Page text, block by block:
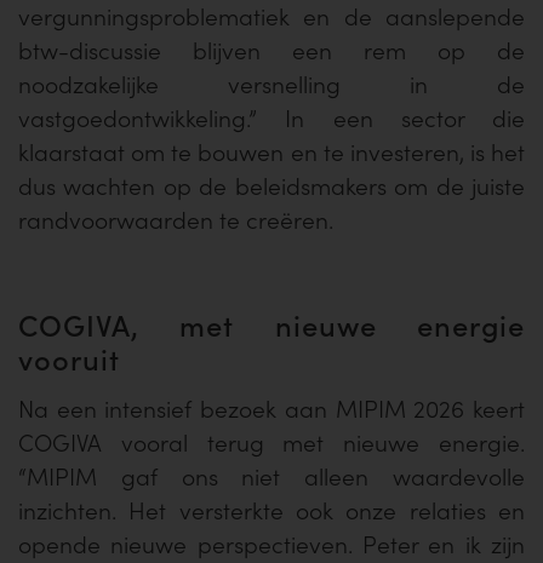
vergunningsproblematiek en de aanslepende
btw-discussie blijven een rem op de
noodzakelijke versnelling in de
vastgoedontwikkeling.” In een sector die
klaarstaat om te bouwen en te investeren, is het
dus wachten op de beleidsmakers om de juiste
randvoorwaarden te creëren.
COGIVA, met nieuwe energie
vooruit
Na een intensief bezoek aan MIPIM 2026 keert
COGIVA vooral terug met nieuwe energie.
“MIPIM gaf ons niet alleen waardevolle
inzichten. Het versterkte ook onze relaties en
opende nieuwe perspectieven. Peter en ik zijn